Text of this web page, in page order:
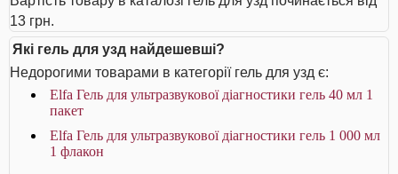
13 грн.
Які гель для узд найдешевші?
Недорогими товарами в категорії гель для узд є:
Elfa Гель для ультразвукової діагностики гель 40 мл 1
пакет
Elfa Гель для ультразвукової діагностики гель 1 000 мл
1 флакон